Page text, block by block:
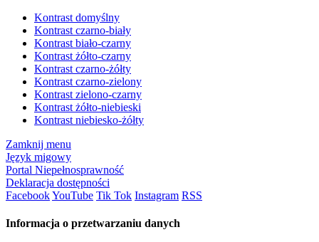
Kontrast domyślny
Kontrast czarno-biały
Kontrast biało-czarny
Kontrast żółto-czarny
Kontrast czarno-żółty
Kontrast czarno-zielony
Kontrast zielono-czarny
Kontrast żółto-niebieski
Kontrast niebiesko-żółty
Zamknij menu
Język migowy
Portal Niepełnosprawność
Deklaracja dostępności
FacebookYouTube Tik Tok Instagram RSS
Informacja o przetwarzaniu danych